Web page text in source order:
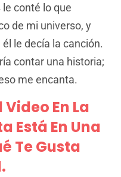
le conté lo que
de mi universo, y
le decía la canción.
contar una historia;
me encanta.
Video En La
Está En Una
Te Gusta